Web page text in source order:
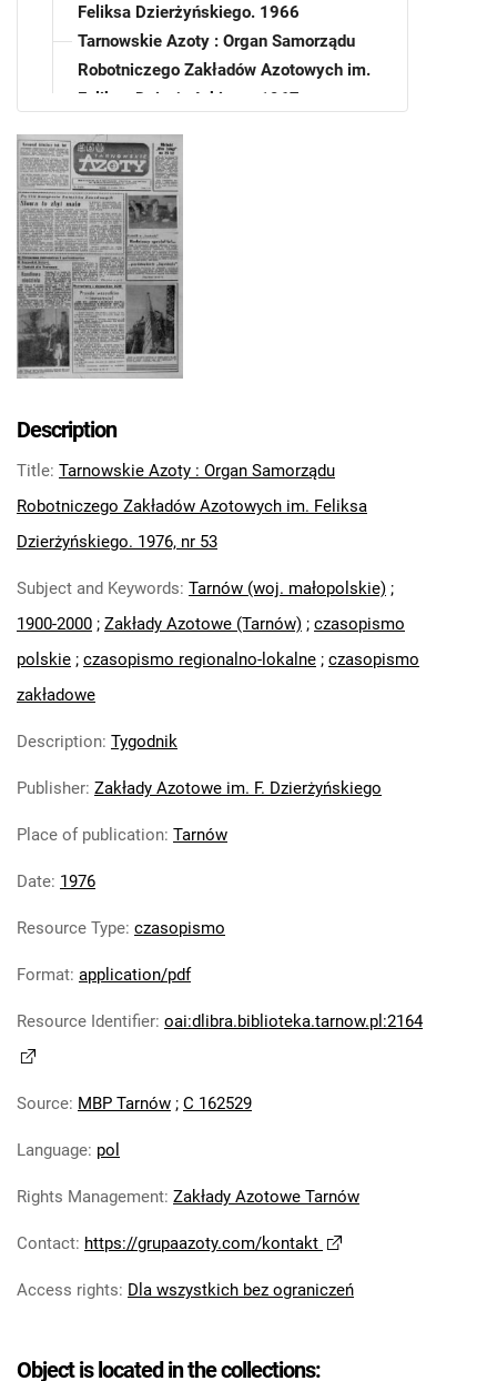
Feliksa Dzierżyńskiego. 1966
Tarnowskie Azoty : Organ Samorządu
Robotniczego Zakładów Azotowych im.
Feliksa Dzierżyńskiego. 1967
Robotniczego Zakładów Azotowych im.
Feliksa Dzierżyńskiego. 1968
Tarnowskie Azoty : Organ Samorządu
Robotniczego Zakładów Azotowych im.
Feliksa Dzierżyńskiego. 1969
Tarnowskie Azoty : Organ Samorządu
Robotniczego Zakładów Azotowych im.
Feliksa Dzierżyńskiego. 1970
Robotniczego Zakładów Azotowych im.
Tarnowskie Azoty : Organ Samorządu
Robotniczego Zakładów Azotowych im.
Feliksa Dzierżyńskiego. 1972
Robotniczego Zakładów Azotowych im.
Feliksa Dzierżyńskiego. 1974
Tarnowskie Azoty : Organ Samorządu
Feliksa Dzierżyńskiego. 1975
Tarnowskie Azoty : Organ Samorządu
Feliksa Dzierżyńskiego. 1976
Robotniczego Zakładów Azotowych im.
Robotniczego Zakładów Azotowych im.
Feliksa Dzierżyńskiego. 1976, nr 2
Robotniczego Zakładów Azotowych im.
Robotniczego Zakładów Azotowych im.
Feliksa Dzierżyńskiego. 1976, nr 4
Robotniczego Zakładów Azotowych im.
Tarnowskie Azoty : Organ Samorządu
Robotniczego Zakładów Azotowych im.
Robotniczego Zakładów Azotowych im.
Description
Title: Tarnowskie Azoty : Organ Samorządu
Robotniczego Zakładów Azotowych im. Feliksa
Dzierżyńskiego. 1976, nr 53
Subject and Keywords: Tarnów (woj. małopolskie) ;
1900-2000 ; Zakłady Azotowe (Tarnów) ; czasopismo
polskie ; czasopismo regionalno-lokalne ; czasopismo
zakładowe
Description: Tygodnik
Publisher: Zakłady Azotowe im. F. Dzierżyńskiego
Place of publication: Tarnów
Date: 1976
Resource Type: czasopismo
Format: application/pdf
Resource Identifier: oai:dlibra.biblioteka.tarnow.pl:2164
Source: MBP Tarnów ; C 162529
Language: pol
Rights Management: Zakłady Azotowe Tarnów
Contact: https://grupaazoty.com/kontakt
Access rights: Dla wszystkich bez ograniczeń
Object is located in the collections: